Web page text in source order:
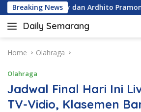
Skip
to
content
Breaking News
Karamoy dan Ardhito Pramono?
Daily Semarang
"Semarang
Ini:
Terkini
untuk
Anda"
Home Olahraga
Olahraga
Jadwal Final Hari Ini
TV-Vidio, Klasemen